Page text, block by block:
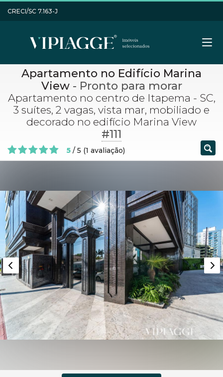
CRECI/SC 7.163-J
Apartamento no Edifício Marina
View- Pronto para morar
Apartamento no centro de Itapema - SC,
3 suítes, 2 vagas, vista mar, mobiliado e
decorado no edifício Marina View
#111
5 / 5 (1 avaliação)